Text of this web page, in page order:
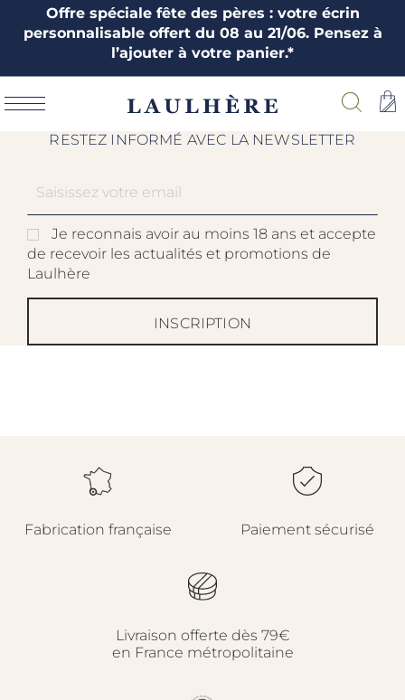
Offre spéciale fête des pères : votre écrin
personnalisable offert du 08 au 21/06. Pensez à
l’ajouter à votre panier.*
RESTEZ INFORMÉ AVEC LA NEWSLETTER
Je reconnais avoir au moins 18 ans et accepte
de recevoir les actualités et promotions de
Laulhère
INSCRIPTION
Fabrication française Paiement sécurisé
Livraison offerte dès 79€
en France métropolitaine